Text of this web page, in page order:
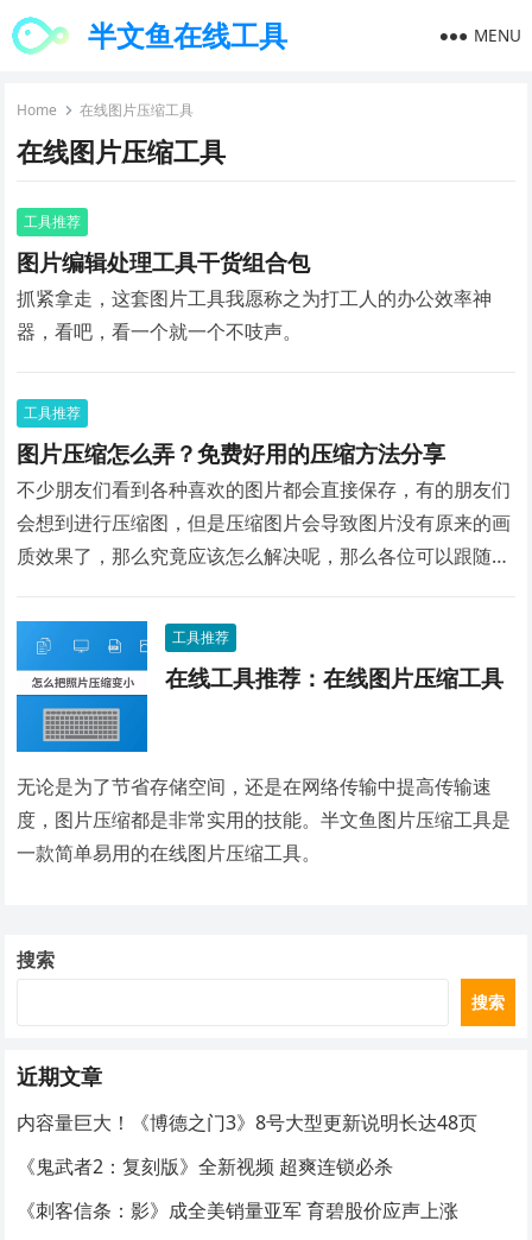
半文鱼在线工具 MENU
Home 在线图片压缩工具
在线图片压缩工具
工具推荐
图片编辑处理工具干货组合包
抓紧拿走，这套图片工具我愿称之为打工人的办公效率神
器，看吧，看一个就一个不吱声。
工具推荐
图片压缩怎么弄？免费好用的压缩方法分享
不少朋友们看到各种喜欢的图片都会直接保存，有的朋友们
会想到进行压缩图，但是压缩图片会导致图片没有原来的画
质效果了，那么究竟应该怎么解决呢，那么各位可以跟随小
的来压缩使用哦。
工具推荐
在线工具推荐：在线图片压缩工具
无论是为了节省存储空间，还是在网络传输中提高传输速
度，图片压缩都是非常实用的技能。半文鱼图片压缩工具是
一款简单易用的在线图片压缩工具。
搜索
搜索
近期文章
内容量巨大！《博德之门3》8号大型更新说明长达48页
《鬼武者2：复刻版》全新视频 超爽连锁必杀
《刺客信条：影》成全美销量亚军 育碧股价应声上涨